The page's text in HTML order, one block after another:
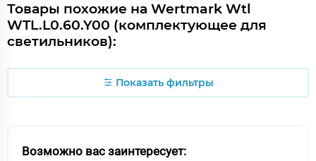
Товары похожие на Wertmark Wtl
WTL.L0.60.Y00 (комплектующее для
светильников):
Показать фильтры
Возможно вас заинтересует: